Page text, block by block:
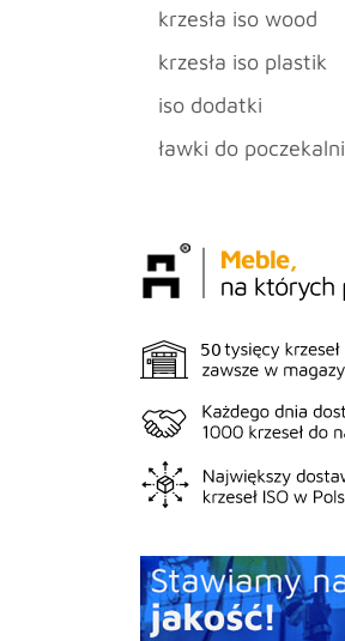
krzesła iso wood
krzesła iso plastik
iso dodatki
ławki do poczekalni